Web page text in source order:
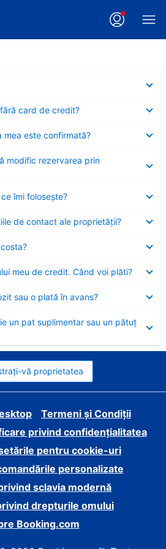
card de credit?
mea este confirmată?
modific rezervarea prin
îmi foloseşte?
de contact ale proprietății?
meu de credit. Când voi plăti?
sau o plată în avans?
un pat suplimentar sau un pătuț
vă proprietatea
Termeni și Condiții
privind confidențialitatea
pentru cookie-uri
personalizate
sclavia modernă
drepturile omului
Booking.com